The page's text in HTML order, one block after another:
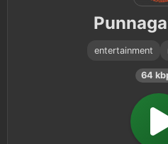
entertainment
64